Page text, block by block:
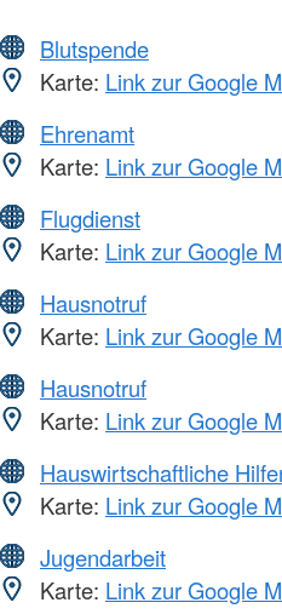
Blutspende
Karte: Link zur Google
Ehrenamt
Karte: Link zur Google
Flugdienst
Karte: Link zur Google
Hausnotruf
Karte: Link zur Google
Hausnotruf
Karte: Link zur Google
Hauswirtschaftliche
Karte: Link zur Google
Jugendarbeit
Karte: Link zur Google